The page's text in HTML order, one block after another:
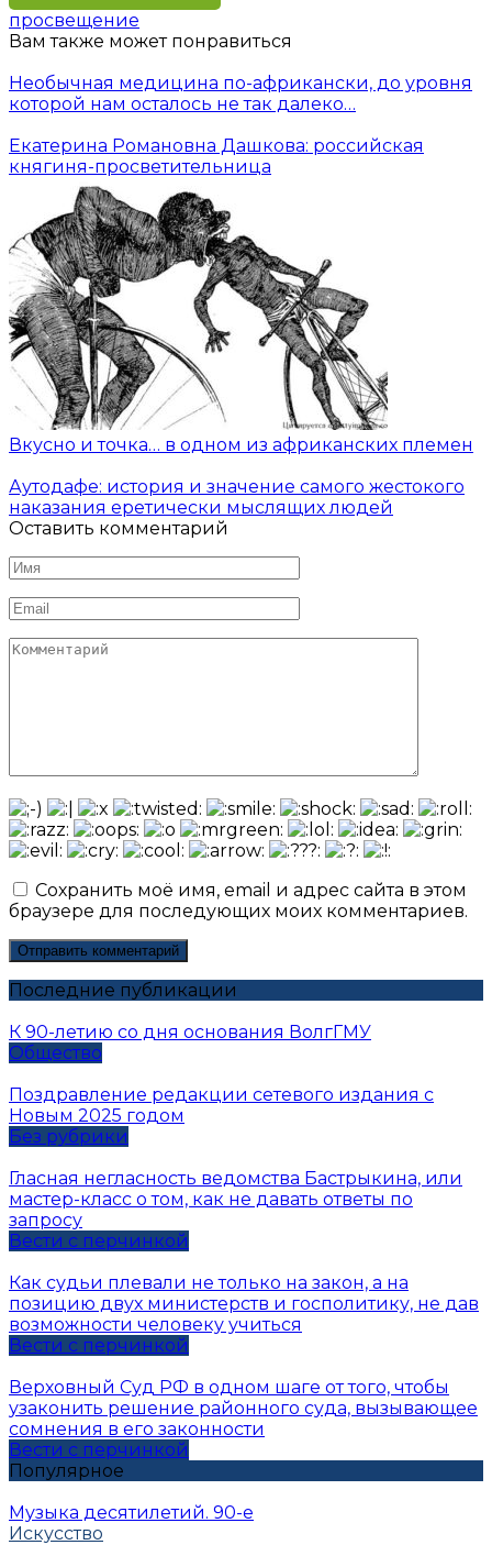
просвещение
Вам также может понравиться
Необычная медицина по-африкански, до уровня
которой нам осталось не так далеко…
Екатерина Романовна Дашкова: российская
княгиня-просветительница
Вкусно и точка… в одном из африканских племен
Аутодафе: история и значение самого жестокого
наказания еретически мыслящих людей
Оставить комментарий
Имя
*
Email
*
Комментарий
Сохранить моё имя, email и адрес сайта в этом
браузере для последующих моих комментариев.
Последние публикации
К 90-летию со дня основания ВолгГМУ
Общество
Поздравление редакции сетевого издания с
Новым 2025 годом
Без рубрики
Гласная негласность ведомства Бастрыкина, или
мастер-класс о том, как не давать ответы по
запросу
Вести с перчинкой
Как судьи плевали не только на закон, а на
позицию двух министерств и госполитику, не дав
возможности человеку учиться
Вести с перчинкой
Верховный Суд РФ в одном шаге от того, чтобы
узаконить решение районного суда, вызывающее
сомнения в его законности
Вести с перчинкой
Популярное
Музыка десятилетий. 90-е
Искусство